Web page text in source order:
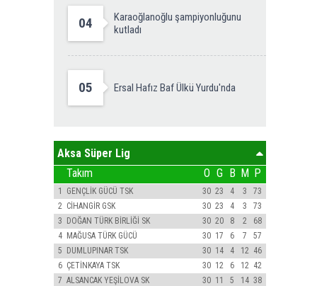
04
Karaoğlanoğlu şampiyonluğunu
kutladı
05 Ersal Hafız Baf Ülkü Yurdu'nda
Aksa Süper Lig
Takım O G B M P
1 GENÇLİK GÜCÜ TSK 30 23 4 3
73
2 CİHANGİR GSK 30 23 4 3
73
3 DOĞAN TÜRK BİRLİĞİ SK 30 20 8 2
68
4 MAĞUSA TÜRK GÜCÜ 30 17 6 7
57
5 DUMLUPINAR TSK 30 14 4 12 46
6 ÇETİNKAYA TSK 30 12 6 12 42
7 ALSANCAK YEŞİLOVA SK 30 11 5 14 38